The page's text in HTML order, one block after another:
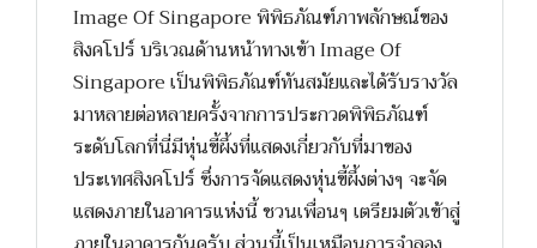
Image Of Singapore พิพิธภัณฑ์ภาพลักษณ์ของ
สิงคโปร์ บริเวณด้านหน้าทางเข้า Image Of
Singapore เป็นพิพิธภัณฑ์ทันสมัยและได้รับรางวัล
มาหลายต่อหลายครั้งจากการประกวดพิพิธภัณฑ์
ระดับโลกที่นี่มีหุ่นขี้ผึ้งที่แสดงเกี่ยวกับที่มาของ
ประเทศสิงคโปร์ ซึ่งการจัดแสดงหุ่นขี้ผึ้งต่างๆ จะจัด
แสดงภายในอาคารแห่งนี้ ชวนเพื่อนๆ เตรียมตัวเข้าสู่